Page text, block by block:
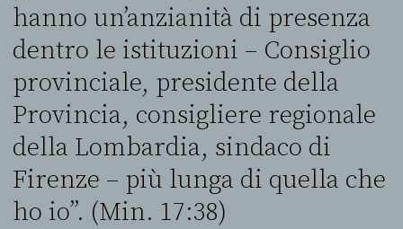
hanno un’anzianità di presenza
dentro le istituzioni – Consiglio
provinciale, presidente della
Provincia, consigliere regionale
della Lombardia, sindaco di
Firenze – più lunga di quella che
ho io”. (Min. 17:38)